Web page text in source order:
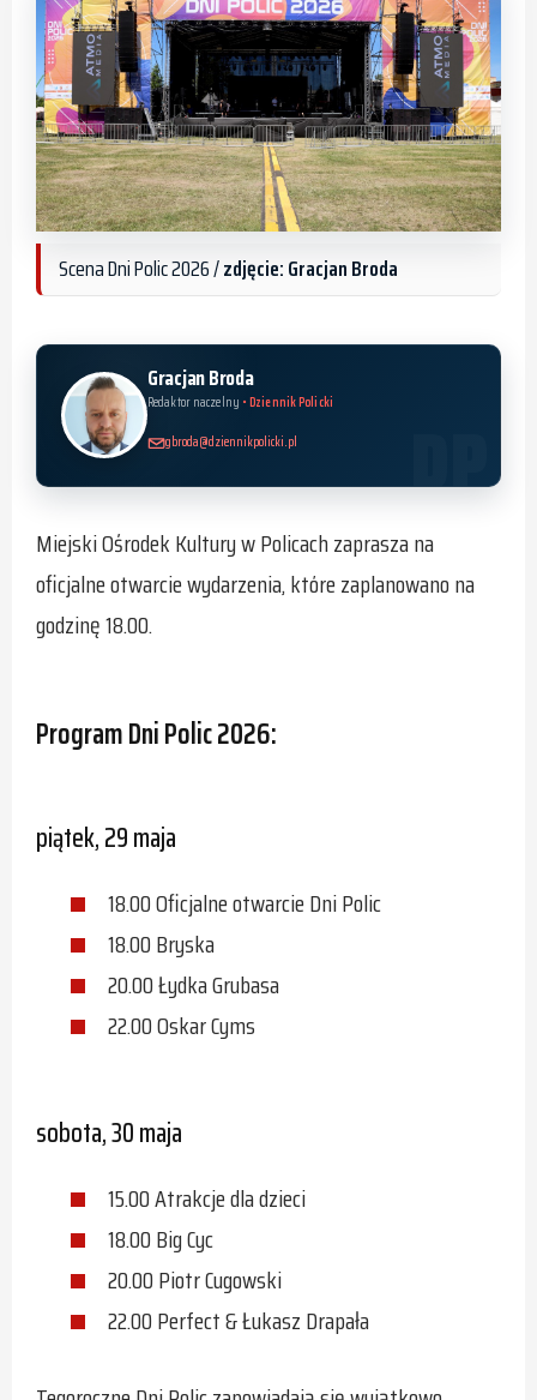
Scena Dni Polic 2026 /zdjęcie: Gracjan Broda
Gracjan Broda
Redaktor naczelny • Dziennik Policki
gbroda@dziennikpolicki.pl
Miejski Ośrodek Kultury w Policach zaprasza na
oficjalne otwarcie wydarzenia, które zaplanowano na
godzinę 18.00.
Program Dni Polic 2026:
piątek, 29 maja
18.00 Oficjalne otwarcie Dni Polic
18.00 Bryska
20.00 Łydka Grubasa
22.00 Oskar Cyms
sobota, 30 maja
15.00 Atrakcje dla dzieci
18.00 Big Cyc
20.00 Piotr Cugowski
22.00 Perfect & Łukasz Drapała